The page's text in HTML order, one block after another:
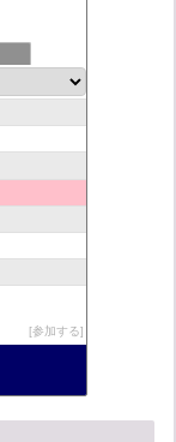
参加する